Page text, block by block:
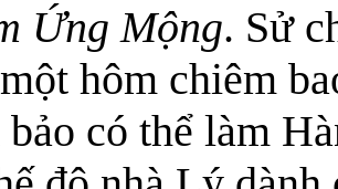
Ứng Mộng. Sử
hôm chiêm
có thể làm